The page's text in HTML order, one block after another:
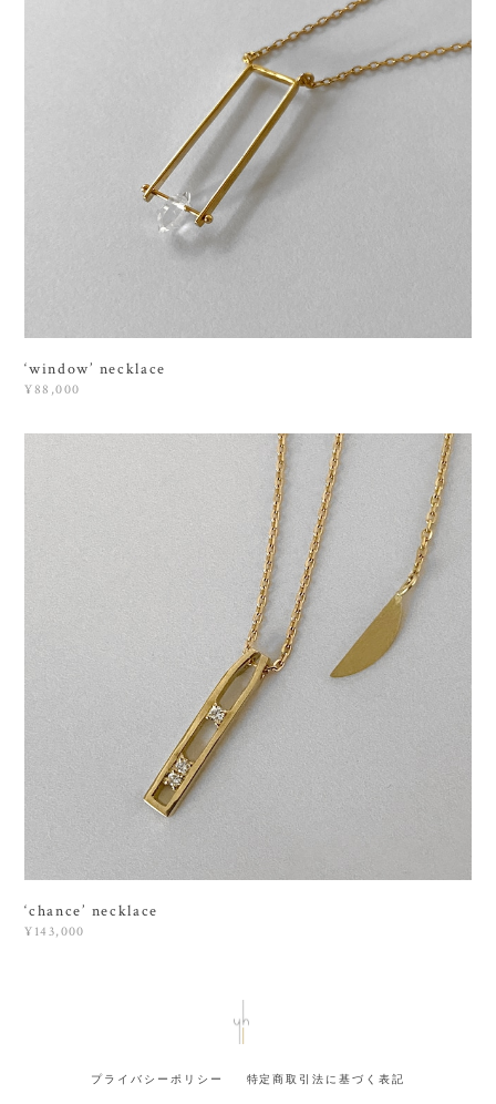
‘window’ necklace
¥88,000
‘chance’ necklace
¥143,000
プライバシーポリシー 特定商取引法に基づく表記